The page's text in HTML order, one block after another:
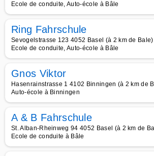
Ecole de conduite, Auto-école à Bâle
Ring Fahrschule
Sevogelstrasse 123 4052 Basel (à 2 km de Bale)
Ecole de conduite, Auto-école à Bâle
Gnos Viktor
Hasenrainstrasse 1 4102 Binningen (à 2 km de
Auto-école à Binningen
A & B Fahrschule
St. Alban-Rheinweg 94 4052 Basel (à 2 km de
Ecole de conduite à Bâle